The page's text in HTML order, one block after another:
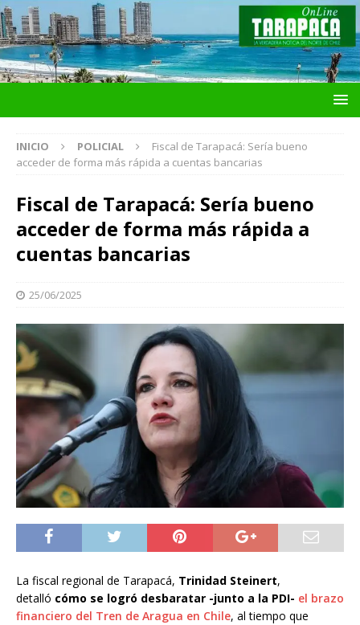
INICIO POLICIAL
Fiscal de Tarapacá: Sería bueno
acceder de forma más rápida a cuentas bancarias
Fiscal de Tarapacá: Sería bueno
acceder de forma más rápida a
cuentas bancarias
25/06/2025
La fiscal regional de Tarapacá, Trinidad Steinert,
detalló cómo se logró desbaratar -junto a la PDI- el brazo
financiero del Tren de Aragua en Chile, al tiempo que